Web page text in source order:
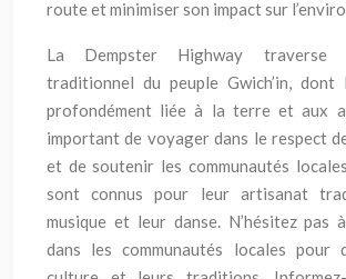
route et minimiser son impact sur
La Dempster Highway
traditionnel du peuple Gwich’in,
profondément liée à la terre et aux
important de voyager dans le respect
et de soutenir les communautés
sont connus pour leur artisanat
musique et leur danse. N’hésitez pas
dans les communautés locales pour